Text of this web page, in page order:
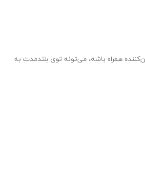
همراه باشه، می‌تونه توی بلندمدت به